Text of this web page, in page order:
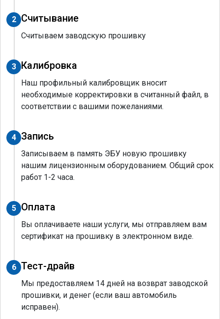
2 Считывание
Считываем заводскую прошивку
3 Калибровка
Наш профильный калибровщик вносит
необходимые корректировки в считанный файл, в
соответствии с вашими пожеланиями.
4 Запись
Записываем в память ЭБУ новую прошивку
нашим лицензионным оборудованием. Общий срок
работ 1-2 часа.
5 Оплата
Вы оплачиваете наши услуги, мы отправляем вам
сертификат на прошивку в электронном виде.
6 Тест-драйв
Мы предоставляем 14 дней на возврат заводской
прошивки, и денег (если ваш автомобиль
исправен).